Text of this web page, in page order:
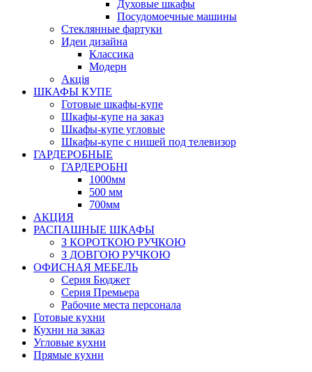
Духовые шкафы
Посудомоечные машины
Стеклянные фартуки
Идеи дизайна
Класcика
Модерн
Акція
ШКАФЫ КУПЕ
Готовые шкафы-купе
Шкафы-купе на заказ
Шкафы-купе угловые
Шкафы-купе с нишей под телевизор
ГАРДЕРОБНЫЕ
ГАРДЕРОБНІ
1000мм
500 мм
700мм
АКЦИЯ
РАСПАШНЫЕ ШКАФЫ
З КОРОТКОЮ РУЧКОЮ
З ДОВГОЮ РУЧКОЮ
ОФИСНАЯ МЕБЕЛЬ
Серия Бюджет
Серия Премьера
Рабочие места персонала
Готовые кухни
Кухни на заказ
Угловые кухни
Прямые кухни